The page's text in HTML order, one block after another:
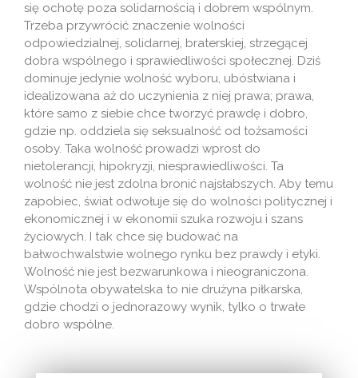
się ochotę poza solidarnością i dobrem wspólnym.
Trzeba przywrócić znaczenie wolności
odpowiedzialnej, solidarnej, braterskiej, strzegącej
dobra wspólnego i sprawiedliwości społecznej. Dziś
dominuje jedynie wolność wyboru, ubóstwiana i
idealizowana aż do uczynienia z niej prawa; prawa,
które samo z siebie chce tworzyć prawdę i dobro,
gdzie np. oddziela się seksualność od tożsamości
osoby. Taka wolność prowadzi wprost do
nietolerancji, hipokryzji, niesprawiedliwości. Ta
wolność nie jest zdolna bronić najsłabszych. Aby temu
zapobiec, świat odwołuje się do wolności politycznej i
ekonomicznej i w ekonomii szuka rozwoju i szans
życiowych. I tak chce się budować na
bałwochwalstwie wolnego rynku bez prawdy i etyki.
Wolność nie jest bezwarunkowa i nieograniczona.
Wspólnota obywatelska to nie drużyna piłkarska,
gdzie chodzi o jednorazowy wynik, tylko o trwałe
dobro wspólne.